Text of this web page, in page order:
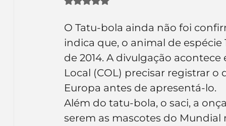
Inteligência Artificial Embalagens
O Tatu-bola ainda não foi
indica que, o animal de espécie
de 2014. A divulgação
Local (COL) precisar registrar
Europa antes de apresentá-lo.
Além do tatu-bola, o saci, a
serem as mascotes do Mundial